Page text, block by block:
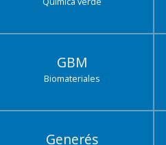
GBM
Biomateriales
Generés